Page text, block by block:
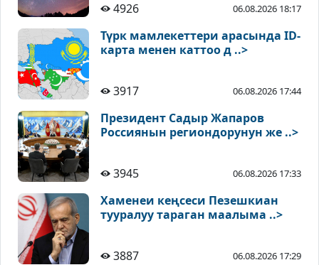
4926 06.08.2026 18:17
Түрк мамлекеттери арасында ID-
карта менен каттоо д ..>
3917 06.08.2026 17:44
Президент Садыр Жапаров
Россиянын региондорунун же ..>
3945 06.08.2026 17:33
Хаменеи кеңсеси Пезешкиан
тууралуу тараган маалыма ..>
3887 06.08.2026 17:29